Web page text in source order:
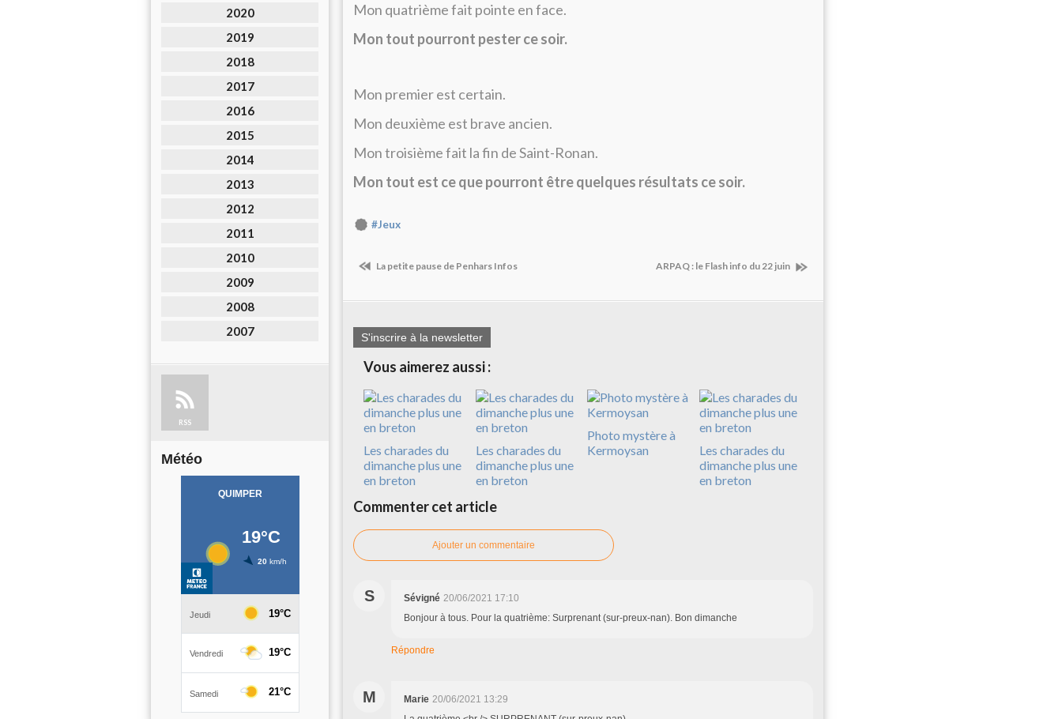
2020
2019
2018
2017
2016
2015
2014
2013
2012
2011
2010
2009
2008
2007
RSS
Météo
Mon quatrième fait pointe en face.
Mon tout pourront pester ce soir.
Mon premier est certain.
Mon deuxième est brave ancien.
Mon troisième fait la fin de Saint-Ronan.
Mon tout est ce que pourront être quelques résultats ce soir.
#Jeux
La petite pause de Penhars Infos ARPAQ : le Flash info du 22 juin
S'inscrire à la newsletter
Vous aimerez aussi :
Les charades du
dimanche plus une
en breton
Les charades du
dimanche plus une
en breton
Photo mystère à
Kermoysan
Les charades du
dimanche plus une
en breton
Commenter cet article
Ajouter un commentaire
S Sévigné 20/06/2021 17:10
Bonjour à tous. Pour la quatrième: Surprenant (sur-preux-nan). Bon dimanche
Répondre
M Marie 20/06/2021 13:29